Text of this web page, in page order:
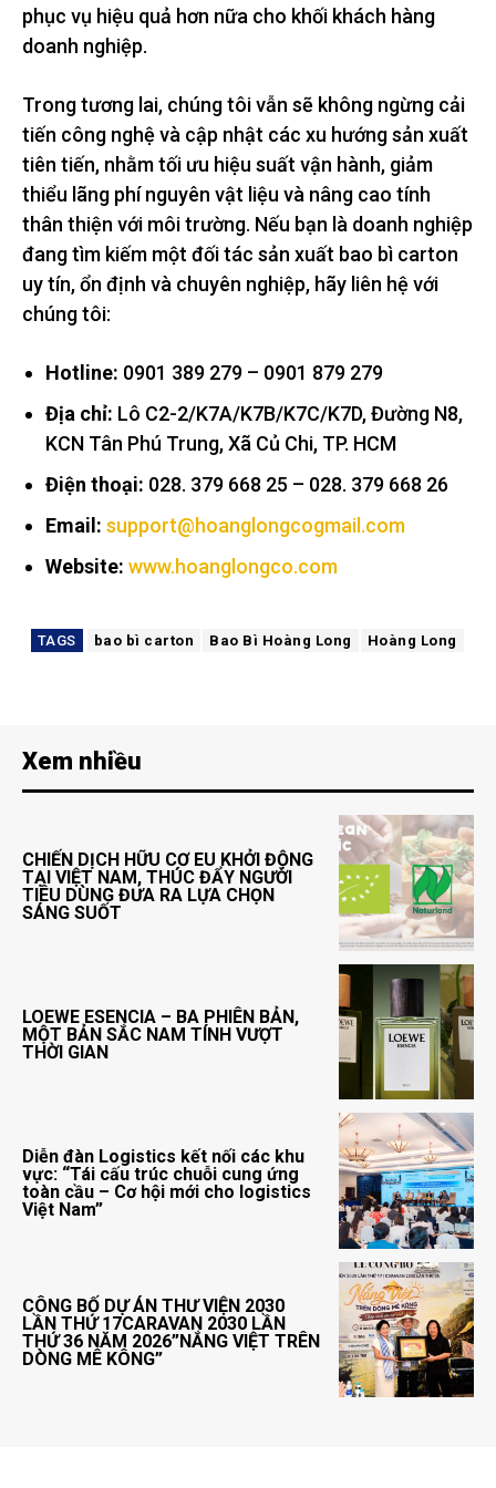
phục vụ hiệu quả hơn nữa cho khối khách hàng
doanh nghiệp.
Trong tương lai, chúng tôi vẫn sẽ không ngừng cải
tiến công nghệ và cập nhật các xu hướng sản xuất
tiên tiến, nhằm tối ưu hiệu suất vận hành, giảm
thiểu lãng phí nguyên vật liệu và nâng cao tính
thân thiện với môi trường. Nếu bạn là doanh nghiệp
đang tìm kiếm một đối tác sản xuất bao bì carton
uy tín, ổn định và chuyên nghiệp, hãy liên hệ với
chúng tôi:
Hotline: 0901 389 279 – 0901 879 279
Địa chỉ: Lô C2-2/K7A/K7B/K7C/K7D, Đường N8,
KCN Tân Phú Trung, Xã Củ Chi, TP. HCM
Điện thoại: 028. 379 668 25 – 028. 379 668 26
Email: support@hoanglongcogmail.com
Website: www.hoanglongco.com
TAGS bao bì carton Bao Bì Hoàng Long Hoàng Long
Xem nhiều
CHIẾN DỊCH HỮU CƠ EU KHỞI ĐỘNG
TẠI VIỆT NAM, THÚC ĐẨY NGƯỜI
TIÊU DÙNG ĐƯA RA LỰA CHỌN
SÁNG SUỐT
LOEWE ESENCIA – BA PHIÊN BẢN,
MỘT BẢN SẮC NAM TÍNH VƯỢT
THỜI GIAN
Diễn đàn Logistics kết nối các khu
vực: “Tái cấu trúc chuỗi cung ứng
toàn cầu – Cơ hội mới cho logistics
Việt Nam”
CÔNG BỐ DỰ ÁN THƯ VIỆN 2030
LẦN THỨ 17CARAVAN 2030 LẦN
THỨ 36 NĂM 2026”NẮNG VIỆT TRÊN
DÒNG MÊ KÔNG”